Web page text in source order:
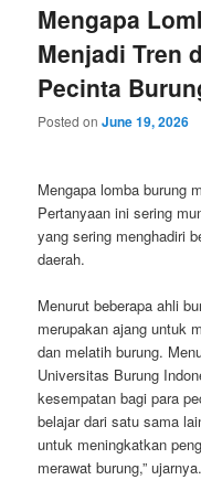
Mengapa
Menjadi Tren
Pecinta
Posted onJune 19, 2026
Mengapa lomba burung
Pertanyaan ini sering
yang sering menghadiri
daerah.
Menurut beberapa ahli
merupakan ajang untuk
dan melatih burung.
Universitas Burung
kesempatan bagi para
belajar dari satu sama
untuk meningkatkan
merawat burung,” ujarnya.